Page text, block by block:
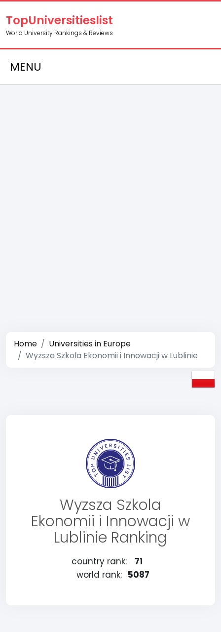
TopUniversitieslist
World University Rankings & Reviews
MENU
Home
Universities in Europe
Wyzsza Szkola Ekonomii i Innowacji w Lublinie
Wyzsza Szkola
Ekonomii i Innowacji w
Lublinie Ranking
country rank:
71
world rank: 5087